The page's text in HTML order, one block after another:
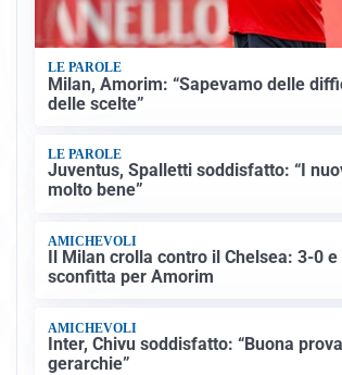
LE PAROLE
Milan, Amorim: “Sapevamo delle
delle scelte”
LE PAROLE
Juventus, Spalletti soddisfatto: “I
molto bene”
AMICHEVOLI
Il Milan crolla contro il Chelsea: 3-0
sconfitta per Amorim
AMICHEVOLI
Inter, Chivu soddisfatto: “Buona
gerarchie”